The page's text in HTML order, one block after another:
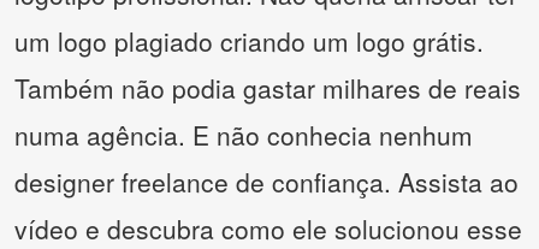
um logo plagiado criando um logo grátis.
Também não podia gastar milhares de reais
numa agência. E não conhecia nenhum
designer freelance de confiança. Assista ao
vídeo e descubra como ele solucionou esse